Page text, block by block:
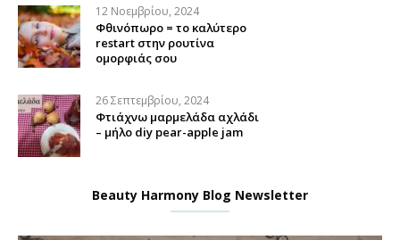
12 Νοεμβρίου, 2024
Φθινόπωρο = το καλύτερο
restart στην ρουτίνα
ομορφιάς σου
26 Σεπτεμβρίου, 2024
Φτιάχνω μαρμελάδα αχλάδι
– μήλο diy pear-apple jam
Beauty Harmony Blog Newsletter